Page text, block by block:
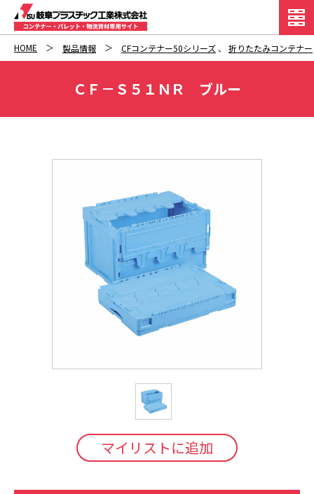
HOME 製品情報 CFコンテナー50シリーズ 、 折りたたみコンテナー
ＣＦ－Ｓ５１ＮＲ ブルー
マイリストに追加